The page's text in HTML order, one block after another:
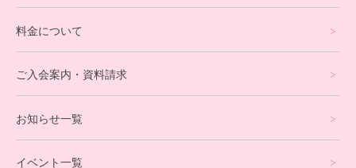
オンラインコース
eスポーツコース
就労支援コース
料金について
ご入会案内・資料請求
お知らせ一覧
イベント一覧